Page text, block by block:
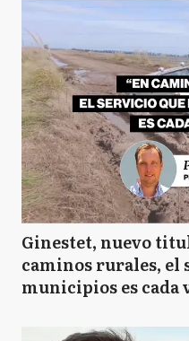
Ginestet, nuevo
caminos rurales, el
municipios es cada